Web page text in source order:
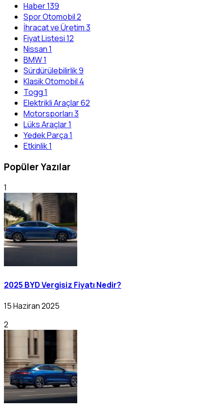
Haber139
Spor Otomobil2
İhracat ve Üretim3
Fiyat Listesi12
Nissan1
BMW1
Sürdürülebilirlik9
Klasik Otomobil 4
Togg1
Elektrikli Araçlar62
Motorsporları3
Lüks Araçlar1
Yedek Parça1
Etkinlik1
Popüler Yazılar
1
2025 BYD Vergisiz Fiyatı Nedir?
15 Haziran 2025
2